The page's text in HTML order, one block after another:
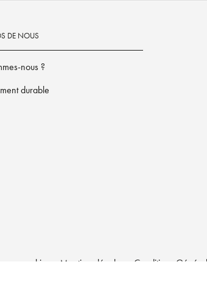
DE NOUS
nous ?
durable
cookies Mentions légales Conditions